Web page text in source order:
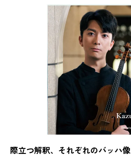
際立つ解釈、それぞれのバッハ像